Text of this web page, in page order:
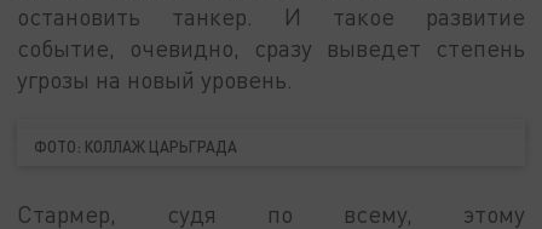
остановить танкер. И такое развитие
событие, очевидно, сразу выведет степень
угрозы на новый уровень.
ФОТО: КОЛЛАЖ ЦАРЬГРАДА
Стармер, судя по всему, этому